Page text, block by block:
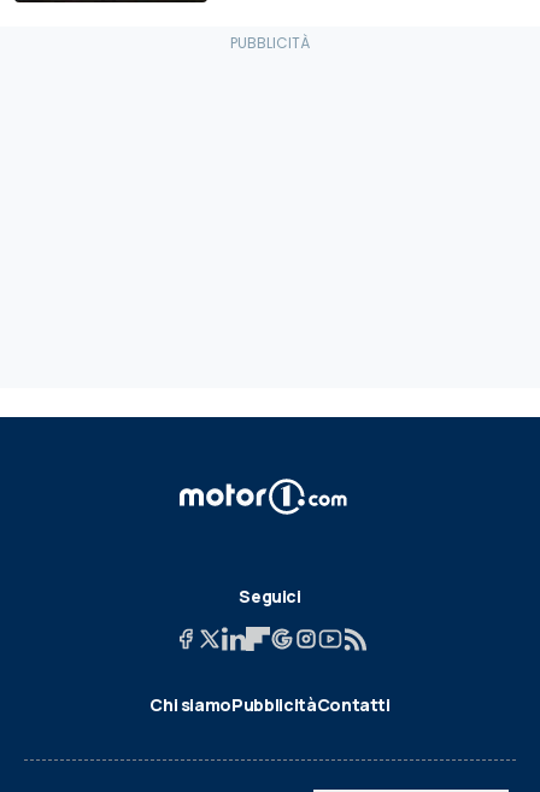
Seguici
Chi siamoPubblicitàContatti